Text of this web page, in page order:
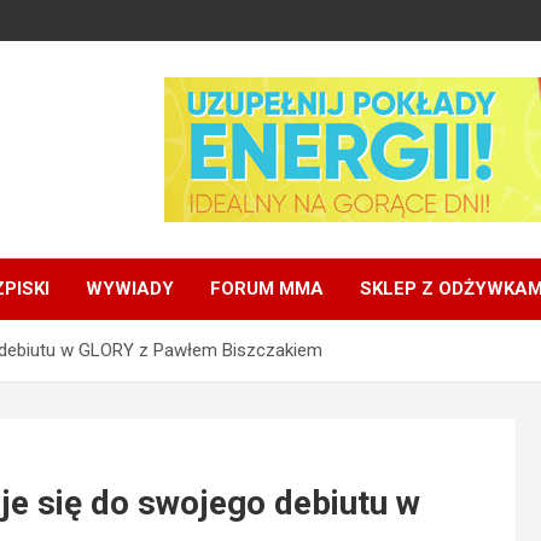
WYWIADY FORUM MMA SKLEP Z
w GLORY z Pawłem Biszczakiem
się do swojego debiutu w